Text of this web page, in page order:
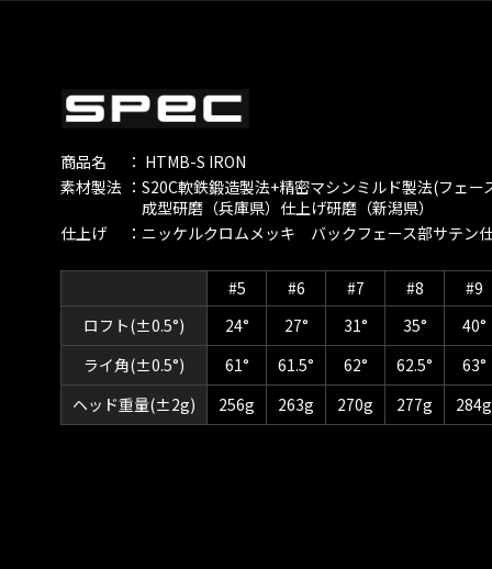
商品名
： HTMB-S IRON
素材製法 ：S20C軟鉄鍛造製法+精密マシンミルド製法(フェ
成型研磨（兵庫県）仕上げ研磨（新潟県）
仕上げ
：ニッケルクロムメッキ バックフェース部サテン
#5 #6 #7 #8
#9
ロフト(±0.5°)
24° 27° 31° 35°
40°
ライ角(±0.5°)
61° 61.5° 62° 62.5°
63°
ヘッド重量(±2g)
256g 263g 270g 277g 284g